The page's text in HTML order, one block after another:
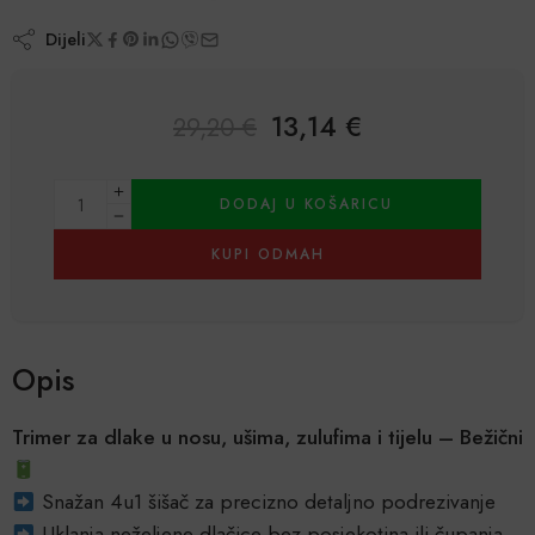
Dijeli
29,20 13,14 €
DODAJ U KOŠARICU
KUPI ODMAH
Alternative:
Opis
Trimer za dlake u nosu, ušima, zulufima i tijelu – Bežični
Snažan 4u1 šišač za precizno detaljno podrezivanje